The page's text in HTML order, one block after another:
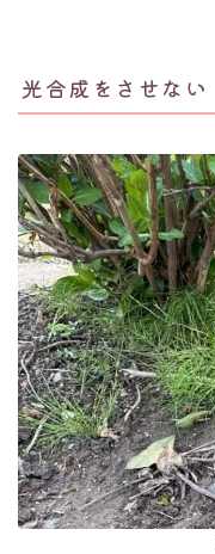
光合成をさせない